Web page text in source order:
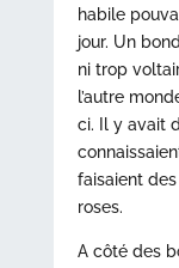
habile
jour. Un
ni trop
l’autre
ci. Il y avait
faisaient
roses.
A côté des